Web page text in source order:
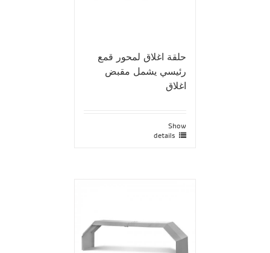
حلقة اغلاق لمحور قمع
رئيسي يشمل مقبض
اغلاق
Show
details